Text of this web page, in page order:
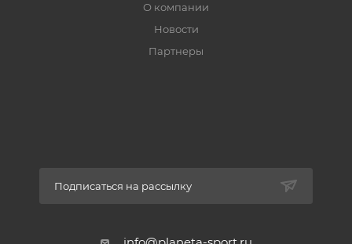
О компании
Новости
Партнеры
Подписаться на рассылку